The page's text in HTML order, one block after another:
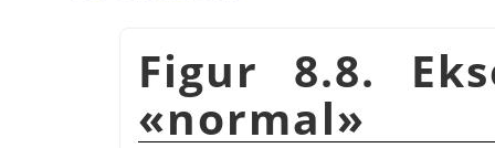
Figur 8.8.
«normal»